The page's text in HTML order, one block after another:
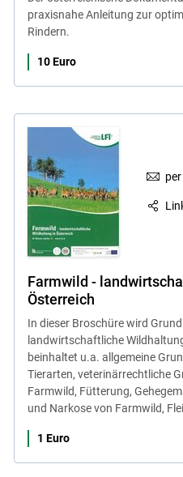
praxisnahe Anleitung zur
Rindern.
10 Euro
Farmwild -
Österreich
In dieser Broschüre wird
landwirtschaftliche
beinhaltet u.a. allgemeine
Tierarten, veterinärrechtliche
Farmwild, Fütterung,
und Narkose von Farmwild,
1 Euro